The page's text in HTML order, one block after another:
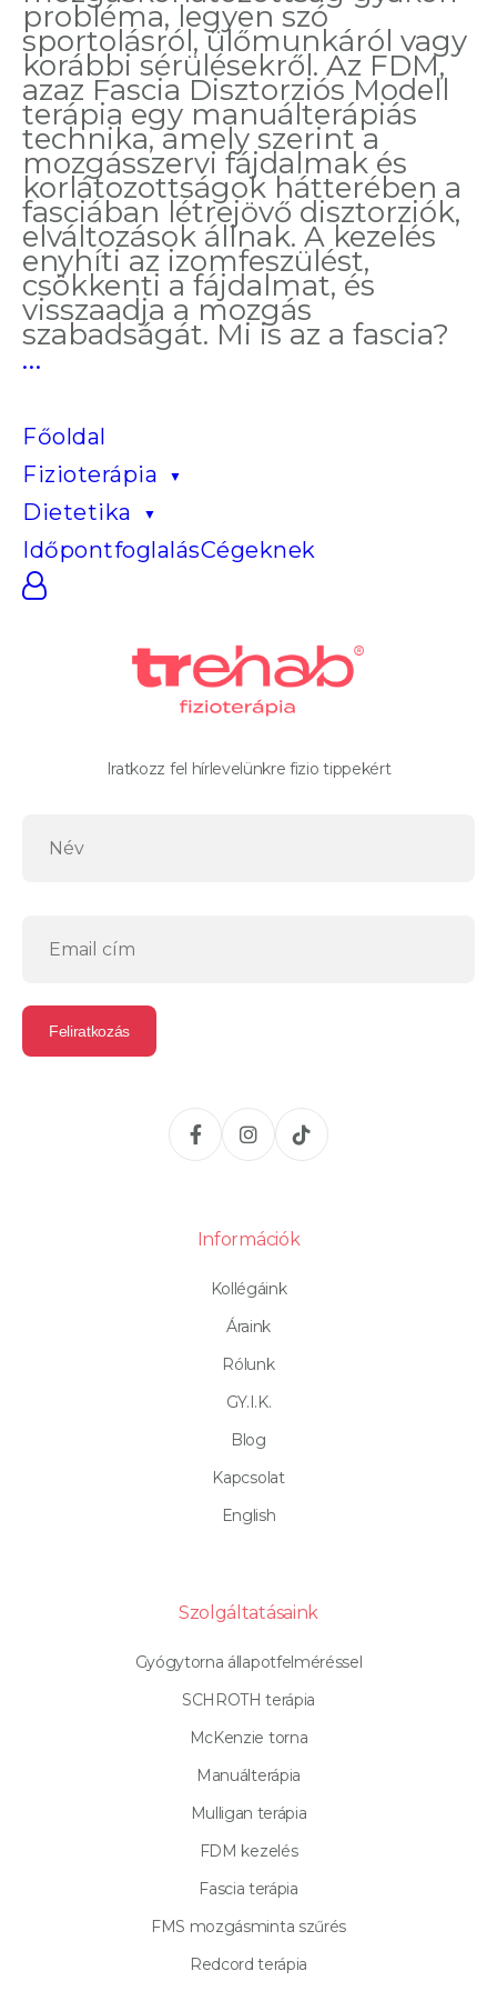
probléma, legyen szó
sportolásról, ülőmunkáról vagy
korábbi sérülésekről. Az FDM,
azaz Fascia Disztorziós Modell
terápia egy manuálterápiás
technika, amely szerint a
mozgásszervi fájdalmak és
korlátozottságok hátterében a
fasciában létrejövő disztorziók,
elváltozások állnak. A kezelés
enyhíti az izomfeszülést,
csökkenti a fájdalmat, és
visszaadja a mozgás
szabadságát. Mi is az a fascia?
… Rugalmas
mozgás
FDM
terápiával
Főoldal
Fizioterápia
Dietetika
IdőpontfoglalásCégeknek
Iratkozz fel hírlevelünkre fizio tippekért
Információk
Kollégáink
Áraink
Rólunk
GY.I.K.
Blog
Kapcsolat
English
Szolgáltatásaink
Gyógytorna állapotfelméréssel
SCHROTH terápia
McKenzie torna
Manuálterápia
Mulligan terápia
FDM kezelés
Fascia terápia
FMS mozgásminta szűrés
Redcord terápia